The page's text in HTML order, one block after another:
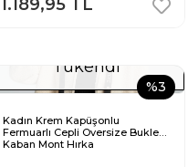
1.189,95 TL
%3
Tükendi
Kadın Krem Kapüşonlu
Fermuarlı Cepli Oversize Buklet
Kaban Mont Hırka